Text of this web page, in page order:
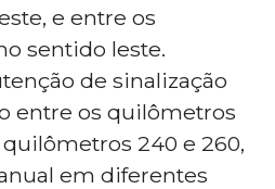
e entre os
sentido leste.
de sinalização
entre os quilômetros
quilômetros 240 e 260,
em diferentes